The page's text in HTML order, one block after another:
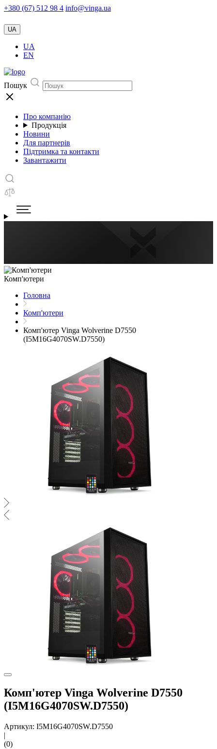
+380 (67) 512 98 4 info@vinga.ua
UA
UA
EN
Пошук
Про компанію
Продукція
Новини
Для партнерів
Підтримка та контакти
Завантажити
Комп'ютери
Головна
Комп'ютери
Комп'ютер Vinga Wolverine D7550
(I5M16G4070SW.D7550)
Комп'ютер Vinga Wolverine D7550
(I5M16G4070SW.D7550)
Артикул: I5M16G4070SW.D7550
|
(0)